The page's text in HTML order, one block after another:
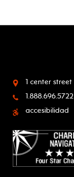
1 center street
1.888.696.5722
accesibilidad